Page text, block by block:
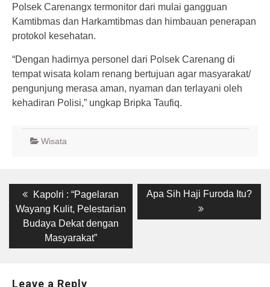
Polsek Carenangx termonitor dari mulai gangguan
Kamtibmas dan Harkamtibmas dan himbauan penerapan
protokol kesehatan.
“Dengan hadirnya personel dari Polsek Carenang di
tempat wisata kolam renang bertujuan agar masyarakat/
pengunjung merasa aman, nyaman dan terlayani oleh
kehadiran Polisi,” ungkap Bripka Taufiq.
Wisata
Post
navigation
Previous
post:
Kapolri : “Pagelaran
Wayang Kulit, Pelestarian
Budaya Dekat dengan
Masyarakat”
Next
Apa Sih Haji Furoda Itu?
Leave a Reply